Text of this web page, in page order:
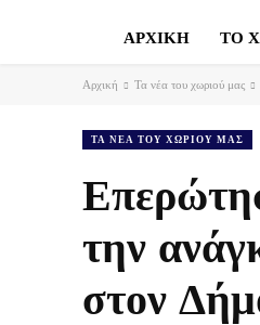
ΑΡΧΙΚΗ ΤΟ
Αρχική Τα νέα του χωριού μας
ΤΑ ΝΈΑ ΤΟΥ ΧΩΡΙΟΎ ΜΑΣ
την
στον